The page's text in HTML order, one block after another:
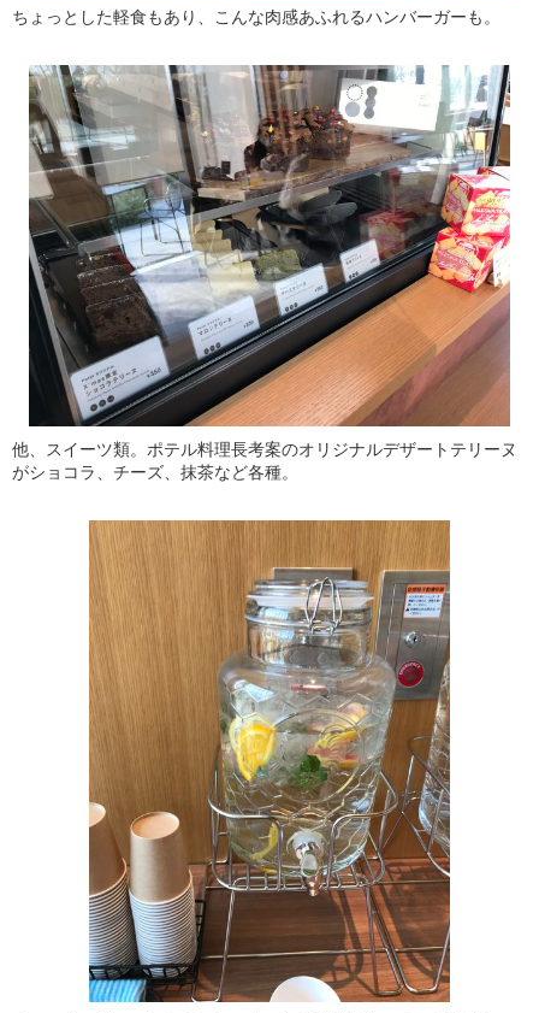
ちょっとした軽食もあり、こんな肉感あふれるハンバーガーも。
他、スイーツ類。ポテル料理長考案のオリジナルデザートテリーヌ
がショコラ、チーズ、抹茶など各種。